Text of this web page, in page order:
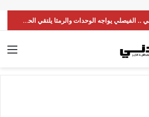
كأس السوبر الأردني .. الفيصلي يواجه الوحدات والرمثا يلتقي الحسين